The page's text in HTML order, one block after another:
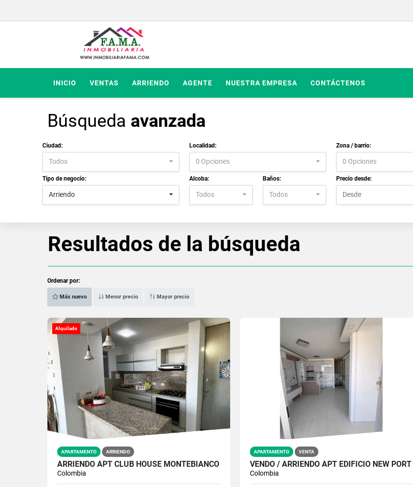
INICIO VENTAS ARRIENDO AGENTE NUESTRA EMPRESA CONTÁCTENOS
Búsqueda avanzada
Ciudad:
Todos
Localidad:
0 Opciones
Zona / barrio:
0 Opciones
Tipo de negocio:
Arriendo
Alcoba:
Todos
Baños:
Todos
Precio desde:
Resultados de la búsqueda
Ordenar por:
Más nuevo Menor precio Mayor precio
Alquilado
APARTAMENTO ARRIENDO
ARRIENDO APT CLUB HOUSE MONTEBIANCO
Colombia
APARTAMENTO VENTA
VENDO / ARRIENDO APT EDIFICIO NEW PORT
Colombia